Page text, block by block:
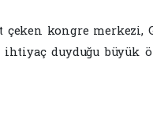
kongre merkezi,
duyduğu